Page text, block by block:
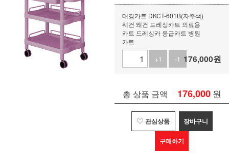
대경카트 DKCT-601B(자주색)
웨건 왜건 드레싱카트 의료용
카트 드레싱카 응급카트 병원
카트
+1
-1 176,000원
총 상품 금액 176,000 원
관심상품 장바구니
구매하기